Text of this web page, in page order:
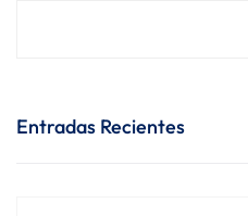
Entradas Recientes